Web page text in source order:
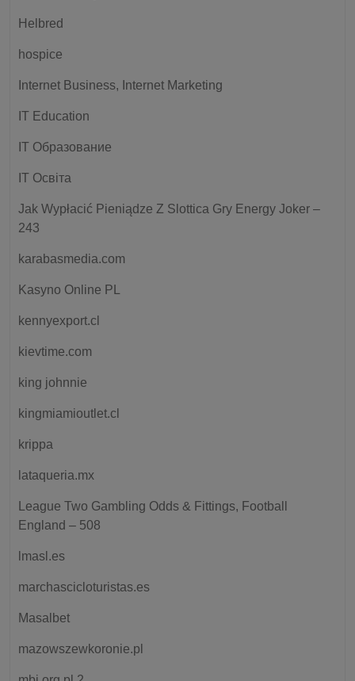
Helbred
hospice
Internet Business, Internet Marketing
IT Education
IT Образование
IT Освіта
Jak Wypłacić Pieniądze Z Slottica Gry Energy Joker –
243
karabasmedia.com
Kasyno Online PL
kennyexport.cl
kievtime.com
king johnnie
kingmiamioutlet.cl
krippa
lataqueria.mx
League Two Gambling Odds & Fittings, Football
England – 508
lmasl.es
marchascicloturistas.es
Masalbet
mazowszewkoronie.pl